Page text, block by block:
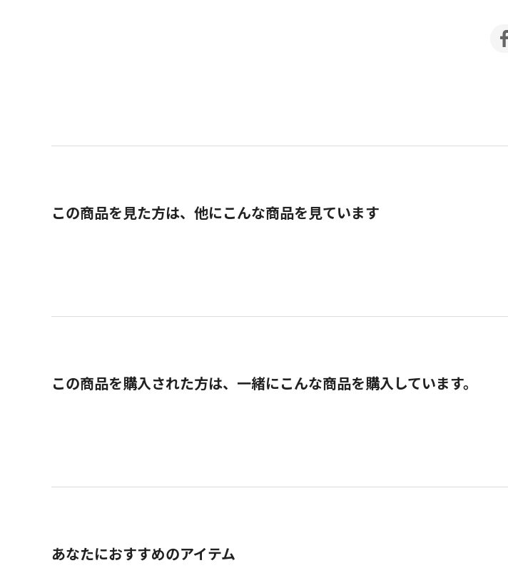
この商品を見た方は、他にこんな商品を見ています
この商品を購入された方は、一緒にこんな商品を購入しています。
あなたにおすすめのアイテム